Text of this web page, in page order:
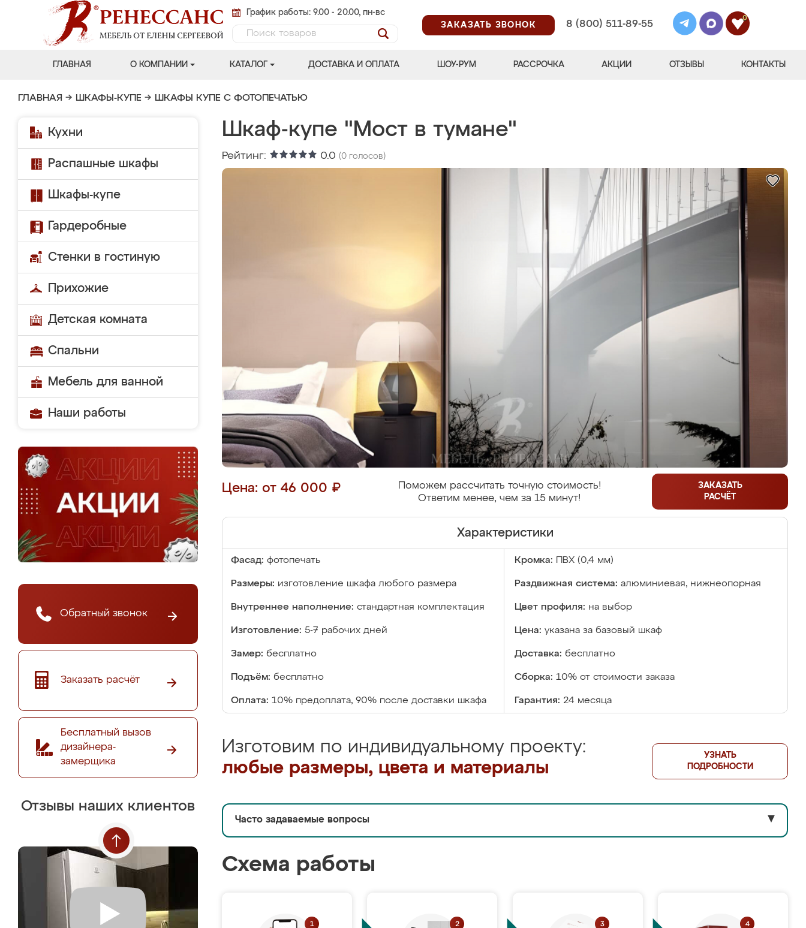
График работы: 9.00 - 20.00, пн-вс
ЗАКАЗАТЬ ЗВОНОК
8 (800) 511-89-55
0
ГЛАВНАЯ О КОМПАНИИ КАТАЛОГ ДОСТАВКА И ОПЛАТА ШОУ-РУМ РАССРОЧКА АКЦИИ ОТЗЫВЫ КОНТАКТЫ
ГЛАВНАЯ → ШКАФЫ-КУПЕ → ШКАФЫ КУПЕ С ФОТОПЕЧАТЬЮ
Кухни
Распашные шкафы
Шкафы-купе
Гардеробные
Стенки в гостиную
Прихожие
Детская комната
Спальни
Мебель для ванной
Наши работы
Обратный звонок
Заказать расчёт
Бесплатный вызов
дизайнера-
замерщика
Отзывы наших клиентов
Шкаф-купе "Мост в тумане"
Рейтинг: 0.0 (0 голосов)
Цена: от 46 000 ₽
Поможем рассчитать точную стоимость!
Ответим менее, чем за 15 минут!
ЗАКАЗАТЬ
РАСЧЁТ
Характеристики
Фасад: фотопечать Кромка: ПВХ (0,4 мм)
Размеры: изготовление шкафа любого размера Раздвижная система: алюминиевая, нижнеопорная
Внутреннее наполнение: стандартная комплектация Цвет профиля: на выбор
Изготовление: 5-7 рабочих дней Цена: указана за базовый шкаф
Замер: бесплатно Доставка: бесплатно
Подъём: бесплатно Сборка: 10% от стоимости заказа
Оплата: 10% предоплата, 90% после доставки шкафа Гарантия: 24 месяца
Изготовим по индивидуальному проекту:
любые размеры, цвета и материалы
УЗНАТЬ
ПОДРОБНОСТИ
Часто задаваемые вопросы ▼
Схема работы